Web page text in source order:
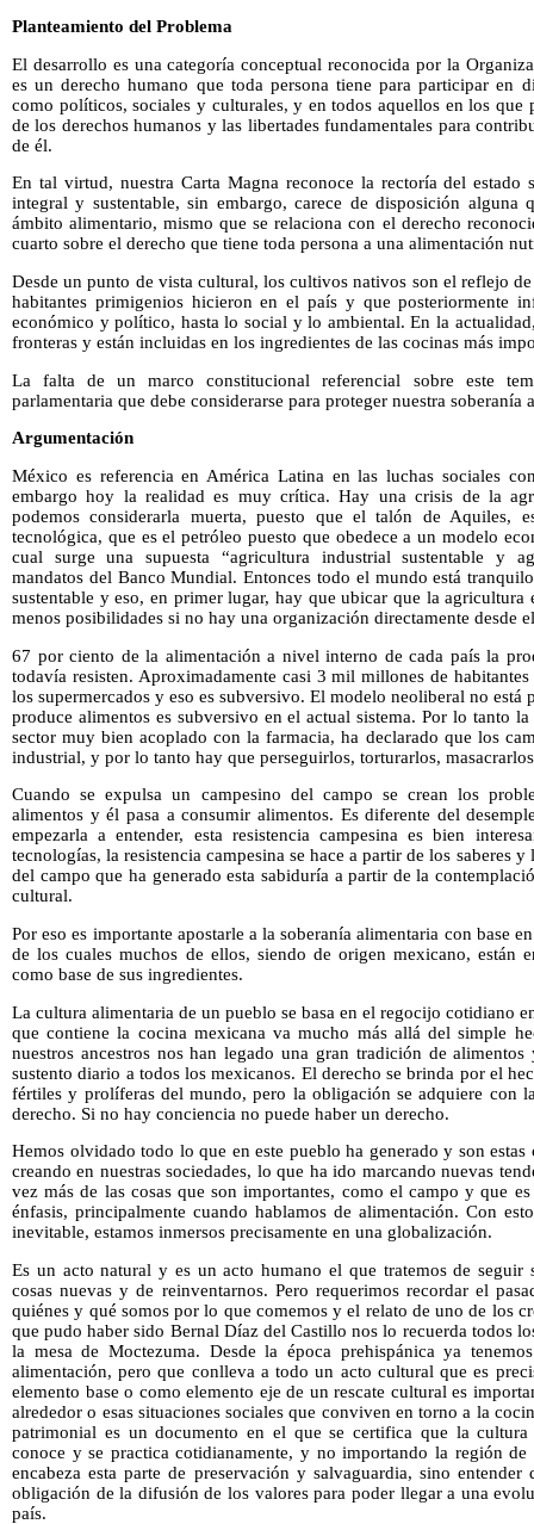
Planteamiento del Problema
El desarrollo es una categoría conceptual reconocida por la
es un derecho humano que toda persona tiene para participar en
como políticos, sociales y culturales, y en todos aquellos en los que
de los derechos humanos y las libertades fundamentales para
de él.
En tal virtud, nuestra Carta Magna reconoce la rectoría del estado
integral y sustentable, sin embargo, carece de disposición
ámbito alimentario, mismo que se relaciona con el derecho
cuarto sobre el derecho que tiene toda persona a una alimentación
Desde un punto de vista cultural, los cultivos nativos son el reflejo
habitantes primigenios hicieron en el país y que posteriormente
económico y político, hasta lo social y lo ambiental. En la
fronteras y están incluidas en los ingredientes de las cocinas más
La falta de un marco constitucional referencial sobre este
parlamentaria que debe considerarse para proteger nuestra soberanía
Argumentación
México es referencia en América Latina en las luchas sociales
embargo hoy la realidad es muy crítica. Hay una crisis de la
podemos considerarla muerta, puesto que el talón de Aquiles,
tecnológica, que es el petróleo puesto que obedece a un modelo
cual surge una supuesta “agricultura industrial sustentable y
mandatos del Banco Mundial. Entonces todo el mundo está
sustentable y eso, en primer lugar, hay que ubicar que la agricultura
menos posibilidades si no hay una organización directamente desde
67 por ciento de la alimentación a nivel interno de cada país la
todavía resisten. Aproximadamente casi 3 mil millones de
los supermercados y eso es subversivo. El modelo neoliberal no está
produce alimentos es subversivo en el actual sistema. Por lo tanto
sector muy bien acoplado con la farmacia, ha declarado que los
industrial, y por lo tanto hay que perseguirlos, torturarlos,
Cuando se expulsa un campesino del campo se crean los
alimentos y él pasa a consumir alimentos. Es diferente del
empezarla a entender, esta resistencia campesina es bien
tecnologías, la resistencia campesina se hace a partir de los saberes
del campo que ha generado esta sabiduría a partir de la
cultural.
Por eso es importante apostarle a la soberanía alimentaria con base
de los cuales muchos de ellos, siendo de origen mexicano, están
como base de sus ingredientes.
La cultura alimentaria de un pueblo se basa en el regocijo cotidiano
que contiene la cocina mexicana va mucho más allá del simple
nuestros ancestros nos han legado una gran tradición de
sustento diario a todos los mexicanos. El derecho se brinda por el
fértiles y prolíferas del mundo, pero la obligación se adquiere con
derecho. Si no hay conciencia no puede haber un derecho.
Hemos olvidado todo lo que en este pueblo ha generado y son
creando en nuestras sociedades, lo que ha ido marcando nuevas
vez más de las cosas que son importantes, como el campo y que
énfasis, principalmente cuando hablamos de alimentación. Con
inevitable, estamos inmersos precisamente en una globalización.
Es un acto natural y es un acto humano el que tratemos de seguir
cosas nuevas y de reinventarnos. Pero requerimos recordar el
quiénes y qué somos por lo que comemos y el relato de uno de los
que pudo haber sido Bernal Díaz del Castillo nos lo recuerda todos
la mesa de Moctezuma. Desde la época prehispánica ya
alimentación, pero que conlleva a todo un acto cultural que es
elemento base o como elemento eje de un rescate cultural es
alrededor o esas situaciones sociales que conviven en torno a la
patrimonial es un documento en el que se certifica que la
conoce y se practica cotidianamente, y no importando la región
encabeza esta parte de preservación y salvaguardia, sino
obligación de la difusión de los valores para poder llegar a una
país.